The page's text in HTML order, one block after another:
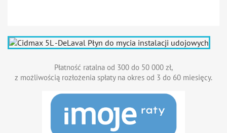
Płatność ratalna od 300 do 50 000 zł,
z możliwością rozłożenia spłaty na okres od 3 do 60 miesięcy.